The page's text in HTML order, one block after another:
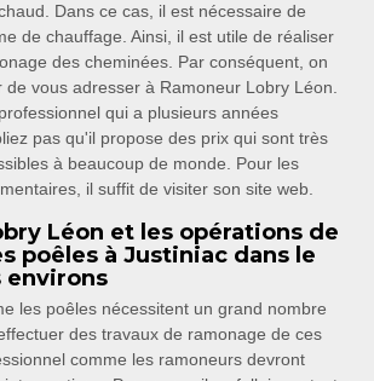
Dans ce cas, il est nécessaire de
de chauffage. Ainsi, il est utile de réaliser
des cheminées. Par conséquent, on
de vous adresser à Ramoneur Lobry Léon.
qui a plusieurs années
pas qu'il propose des prix qui sont très
à beaucoup de monde. Pour les
il suffit de visiter son site web.
Léon et les opérations de
poêles à Justiniac dans le
environs
les poêles nécessitent un grand nombre
des travaux de ramonage de ces
comme les ramoneurs devront